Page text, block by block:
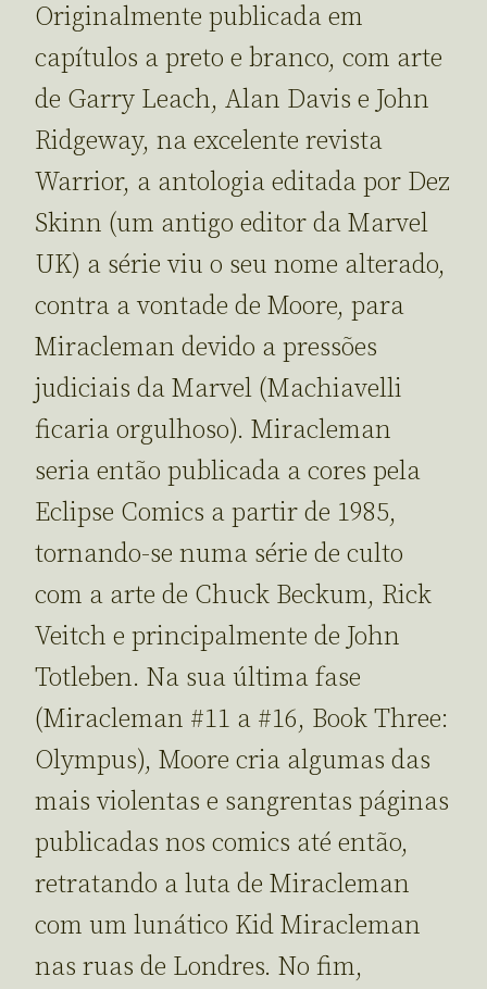
Originalmente publicada em
capítulos a preto e branco, com arte
de Garry Leach, Alan Davis e John
Ridgeway, na excelente revista
Warrior, a antologia editada por Dez
Skinn (um antigo editor da Marvel
UK) a série viu o seu nome alterado,
contra a vontade de Moore, para
Miracleman devido a pressões
judiciais da Marvel (Machiavelli
ficaria orgulhoso). Miracleman
seria então publicada a cores pela
Eclipse Comics a partir de 1985,
tornando-se numa série de culto
com a arte de Chuck Beckum, Rick
Veitch e principalmente de John
Totleben. Na sua última fase
(Miracleman #11 a #16, Book Three:
Olympus), Moore cria algumas das
mais violentas e sangrentas páginas
publicadas nos comics até então,
retratando a luta de Miracleman
com um lunático Kid Miracleman
nas ruas de Londres. No fim,